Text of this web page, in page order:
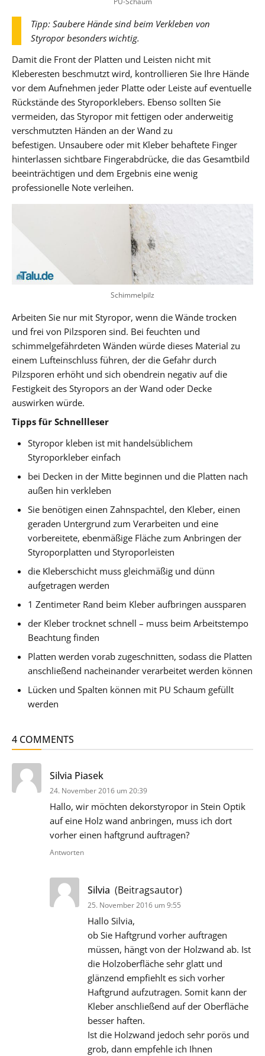
Tipp: Saubere Hände sind beim Verkleben von
Styropor besonders wichtig.
Damit die Front der Platten und Leisten nicht mit
Kleberesten beschmutzt wird, kontrollieren Sie Ihre Hände
vor dem Aufnehmen jeder Platte oder Leiste auf eventuelle
Rückstände des Styroporklebers. Ebenso sollten Sie
vermeiden, das Styropor mit fettigen oder anderweitig
verschmutzten Händen an der Wand zu
befestigen. Unsaubere oder mit Kleber behaftete Finger
hinterlassen sichtbare Fingerabdrücke, die das Gesamtbild
beeinträchtigen und dem Ergebnis eine wenig
professionelle Note verleihen.
Schimmelpilz
Arbeiten Sie nur mit Styropor, wenn die Wände trocken
und frei von Pilzsporen sind. Bei feuchten und
schimmelgefährdeten Wänden würde dieses Material zu
einem Lufteinschluss führen, der die Gefahr durch
Pilzsporen erhöht und sich obendrein negativ auf die
Festigkeit des Styropors an der Wand oder Decke
auswirken würde.
Tipps für Schnellleser
Styropor kleben ist mit handelsüblichem
Styroporkleber einfach
bei Decken in der Mitte beginnen und die Platten nach
außen hin verkleben
Sie benötigen einen Zahnspachtel, den Kleber, einen
geraden Untergrund zum Verarbeiten und eine
vorbereitete, ebenmäßige Fläche zum Anbringen der
Styroporplatten und Styroporleisten
die Kleberschicht muss gleichmäßig und dünn
aufgetragen werden
1 Zentimeter Rand beim Kleber aufbringen aussparen
der Kleber trocknet schnell – muss beim Arbeitstempo
Beachtung finden
Platten werden vorab zugeschnitten, sodass die Platten
anschließend nacheinander verarbeitet werden können
Lücken und Spalten können mit PU Schaum gefüllt
werden
4 COMMENTS
Silvia Piasek
24. November 2016 um 20:39
Hallo, wir möchten dekorstyropor in Stein Optik
auf eine Holz wand anbringen, muss ich dort
vorher einen haftgrund auftragen?
Antworten
Silvia (Beitragsautor)
25. November 2016 um 9:55
Hallo Silvia,
ob Sie Haftgrund vorher auftragen
müssen, hängt von der Holzwand ab. Ist
die Holzoberfläche sehr glatt und
glänzend empfiehlt es sich vorher
Haftgrund aufzutragen. Somit kann der
Kleber anschließend auf der Oberfläche
besser haften.
Ist die Holzwand jedoch sehr porös und
grob, dann empfehle ich Ihnen